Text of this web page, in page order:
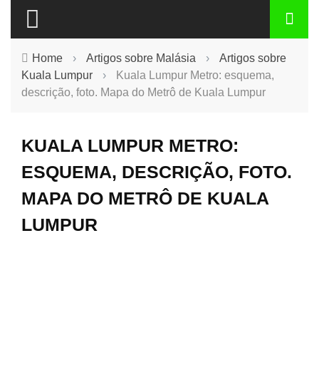
Home › Artigos sobre Malásia ›
Artigos sobre
Kuala Lumpur
›
Kuala Lumpur Metro: esquema,
descrição, foto. Mapa do Metrô de Kuala Lumpur
KUALA LUMPUR METRO:
ESQUEMA, DESCRIÇÃO, FOTO.
MAPA DO METRÔ DE KUALA
LUMPUR